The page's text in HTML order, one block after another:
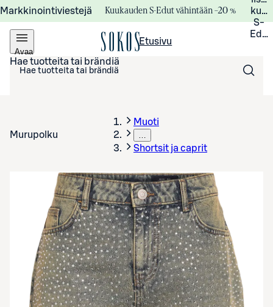
Markkinointiviestejä Kuukauden S-Edut vähintään –20 %
S-
Avaa
valikko
Etusivu
Hae tuotteita tai brändiä
Murupolku
Muoti
…
Shortsit ja caprit
Avaa tuotekuva suurennettuna